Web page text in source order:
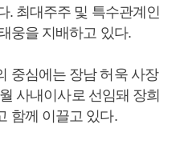
. 최대주주 및 특수관계인
웅을 지배하고 있다.
중심에는 장남 허욱 사장
사내이사로 선임돼 장희
함께 이끌고 있다.